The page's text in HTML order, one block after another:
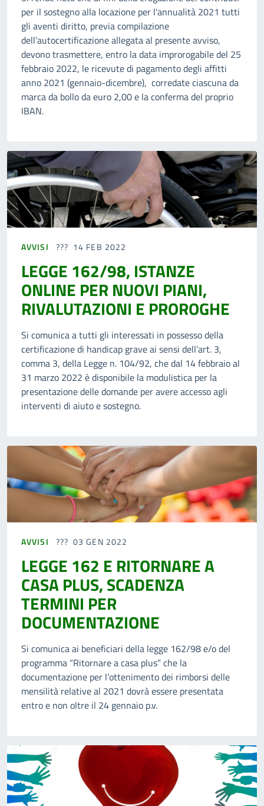
per il sostegno alla locazione per l'annualità 2021 tutti
gli aventi diritto, previa compilazione
dell’autocertificazione allegata al presente avviso,
devono trasmettere, entro la data improrogabile del 25
febbraio 2022, le ricevute di pagamento degli affitti
anno 2021 (gennaio-dicembre), corredate ciascuna da
marca da bollo da euro 2,00 e la conferma del proprio
IBAN.
AVVISI 14 FEB 2022
LEGGE 162/98, ISTANZE
ONLINE PER NUOVI PIANI,
RIVALUTAZIONI E PROROGHE
Si comunica a tutti gli interessati in possesso della
certificazione di handicap grave ai sensi dell’art. 3,
comma 3, della Legge n. 104/92, che dal 14 febbraio al
31 marzo 2022 è disponibile la modulistica per la
presentazione delle domande per avere accesso agli
interventi di aiuto e sostegno.
AVVISI 03 GEN 2022
LEGGE 162 E RITORNARE A
CASA PLUS, SCADENZA
TERMINI PER
DOCUMENTAZIONE
Si comunica ai beneficiari della legge 162/98 e/o del
programma “Ritornare a casa plus” che la
documentazione per l’ottenimento dei rimborsi delle
mensilità relative al 2021 dovrà essere presentata
entro e non oltre il 24 gennaio p.v.